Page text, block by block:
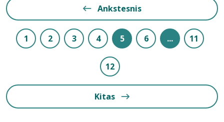
Ankstesnis
1 2 3 4 5 6 ... 11
12
Kitas